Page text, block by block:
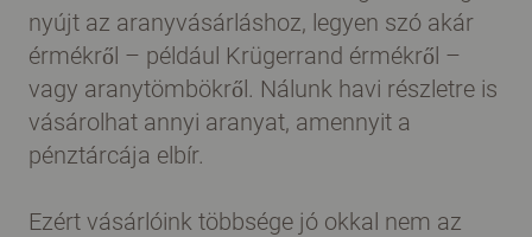
nyújt az aranyvásárláshoz, legyen szó akár
érmékről – például Krügerrand érmékről –
vagy aranytömbökről. Nálunk havi részletre is
vásárolhat annyi aranyat, amennyit a
pénztárcája elbír.
Ezért vásárlóink többsége jó okkal nem az